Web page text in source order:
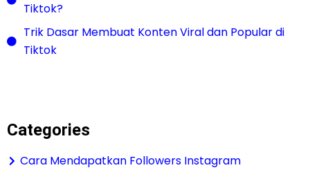
Tiktok?
Trik Dasar Membuat Konten Viral dan Popular di
Tiktok
Categories
Cara Mendapatkan Followers Instagram